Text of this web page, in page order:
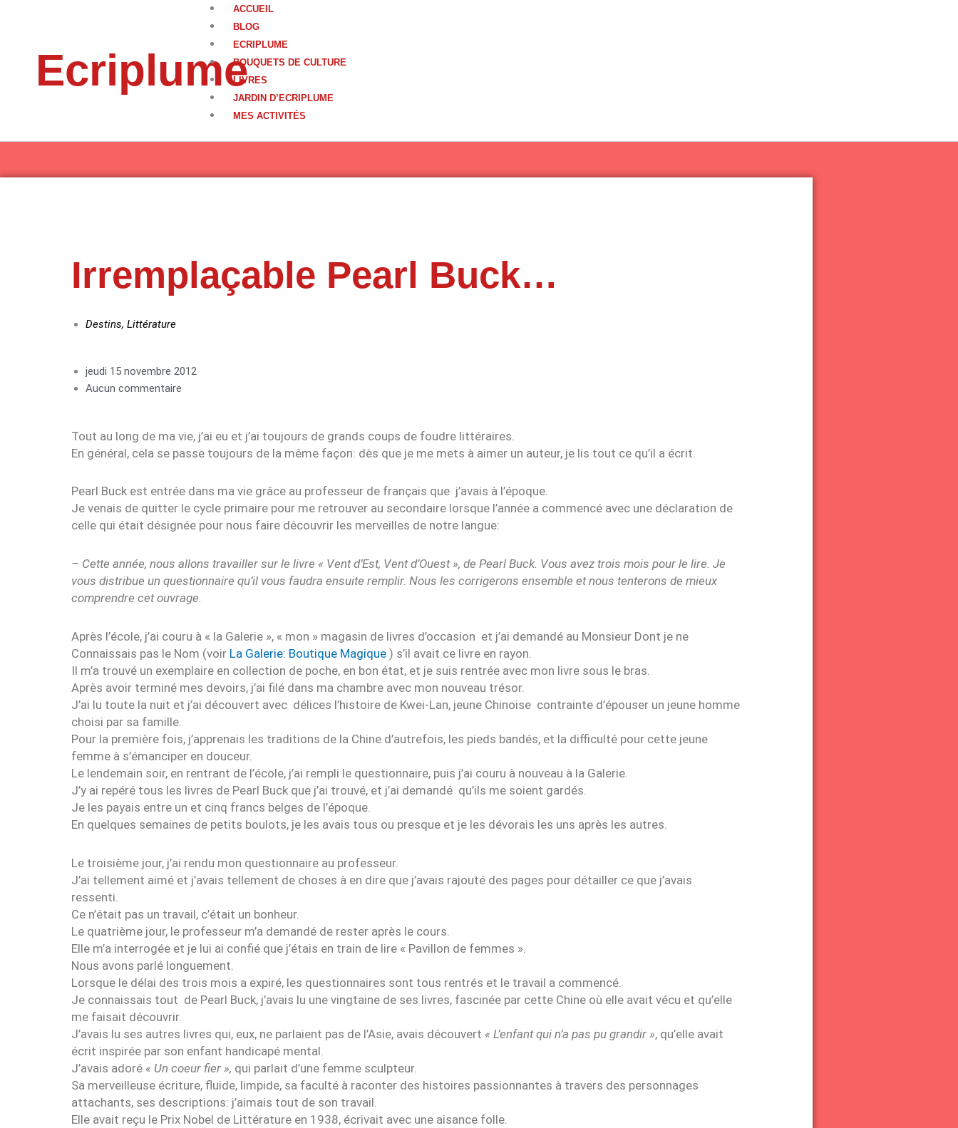
Ecriplume
ACCUEIL
BLOG
ECRIPLUME
BOUQUETS DE CULTURE
LIVRES
JARDIN D’ECRIPLUME
MES ACTIVITÉS
Irremplaçable Pearl Buck…
Destins, Littérature
jeudi 15 novembre 2012
Aucun commentaire
Tout au long de ma vie, j’ai eu et j’ai toujours de grands coups de foudre littéraires.
En général, cela se passe toujours de la même façon: dès que je me mets à aimer un auteur, je lis tout ce qu’il a écrit.
Pearl Buck est entrée dans ma vie grâce au professeur de français que j’avais à l’époque.
Je venais de quitter le cycle primaire pour me retrouver au secondaire lorsque l’année a commencé avec une déclaration de
celle qui était désignée pour nous faire découvrir les merveilles de notre langue:
– Cette année, nous allons travailler sur le livre « Vent d’Est, Vent d’Ouest », de Pearl Buck. Vous avez trois mois pour le lire. Je
vous distribue un questionnaire qu’il vous faudra ensuite remplir. Nous les corrigerons ensemble et nous tenterons de mieux
comprendre cet ouvrage.
Après l’école, j’ai couru à « la Galerie », « mon » magasin de livres d’occasion et j’ai demandé au Monsieur Dont je ne
Connaissais pas le Nom (voir La Galerie: Boutique Magique ) s’il avait ce livre en rayon.
Il m’a trouvé un exemplaire en collection de poche, en bon état, et je suis rentrée avec mon livre sous le bras.
Après avoir terminé mes devoirs, j’ai filé dans ma chambre avec mon nouveau trésor.
J’ai lu toute la nuit et j’ai découvert avec délices l’histoire de Kwei-Lan, jeune Chinoise contrainte d’épouser un jeune homme
choisi par sa famille.
Pour la première fois, j’apprenais les traditions de la Chine d’autrefois, les pieds bandés, et la difficulté pour cette jeune
femme à s’émanciper en douceur.
Le lendemain soir, en rentrant de l’école, j’ai rempli le questionnaire, puis j’ai couru à nouveau à la Galerie.
J’y ai repéré tous les livres de Pearl Buck que j’ai trouvé, et j’ai demandé qu’ils me soient gardés.
Je les payais entre un et cinq francs belges de l’époque.
En quelques semaines de petits boulots, je les avais tous ou presque et je les dévorais les uns après les autres.
Le troisième jour, j’ai rendu mon questionnaire au professeur.
J’ai tellement aimé et j’avais tellement de choses à en dire que j’avais rajouté des pages pour détailler ce que j’avais
ressenti.
Ce n’était pas un travail, c’était un bonheur.
Le quatrième jour, le professeur m’a demandé de rester après le cours.
Elle m’a interrogée et je lui ai confié que j’étais en train de lire « Pavillon de femmes ».
Nous avons parlé longuement.
Lorsque le délai des trois mois a expiré, les questionnaires sont tous rentrés et le travail a commencé.
Je connaissais tout de Pearl Buck, j’avais lu une vingtaine de ses livres, fascinée par cette Chine où elle avait vécu et qu’elle
me faisait découvrir.
J’avais lu ses autres livres qui, eux, ne parlaient pas de l’Asie, avais découvert « L’enfant qui n’a pas pu grandir », qu’elle avait
écrit inspirée par son enfant handicapé mental.
J’avais adoré « Un coeur fier », qui parlait d’une femme sculpteur.
Sa merveilleuse écriture, fluide, limpide, sa faculté à raconter des histoires passionnantes à travers des personnages
attachants, ses descriptions: j’aimais tout de son travail.
Elle avait reçu le Prix Nobel de Littérature en 1938, écrivait avec une aisance folle.